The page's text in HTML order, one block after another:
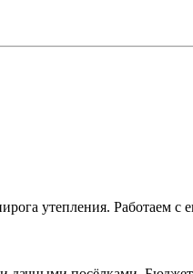
утепления. Работаем с